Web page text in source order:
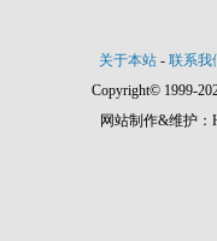
关于本站 - 联系我
Copyright© 1999-
网站制作&维护